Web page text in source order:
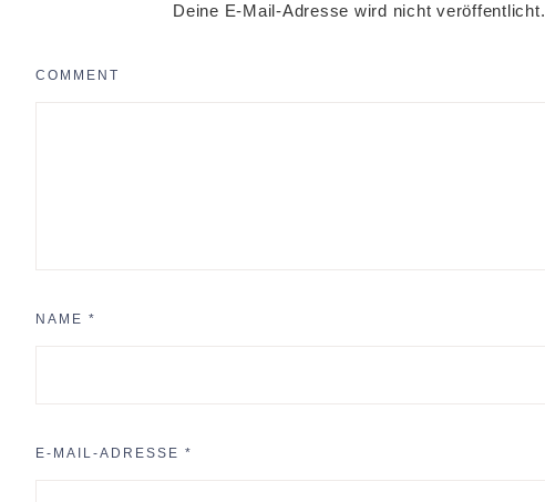
Deine E-Mail-Adresse wird nicht veröffentlicht.
COMMENT
NAME *
E-MAIL-ADRESSE *